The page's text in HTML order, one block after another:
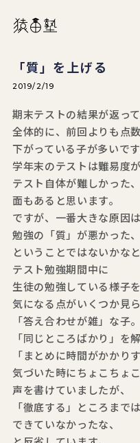
猿田塾
「質」を上げる
2019/2/19
期末テストの結果が返って
全体的に、前回よりも点
下がっている子が多いです
学年末のテストは難易度
テスト自体が難しかった
面もあると思います。
ですが、一番大きな原因は
勉強の「質」が悪かった、
ということではないかな
テスト勉強期間中に
生徒の勉強している様子
気になる点がいくつか見
「答え合わせが雑」な子。
「同じところばかり」を
「まとめに時間がかかり
気づいた時にちょこちょこ
声を書けていましたが、
「徹底する」ところまでは
できていなかったな、